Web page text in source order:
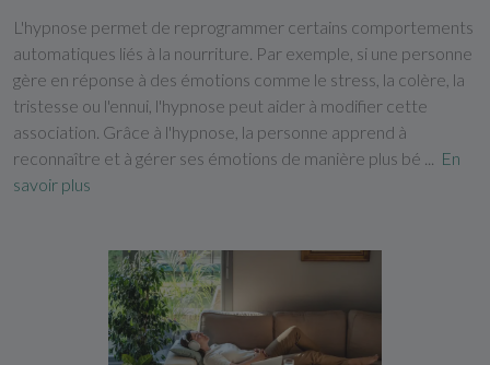
L'hypnose permet de reprogrammer certains comportements
automatiques liés à la nourriture. Par exemple, si une personne
gère en réponse à des émotions comme le stress, la colère, la
tristesse ou l'ennui, l'hypnose peut aider à modifier cette
association. Grâce à l'hypnose, la personne apprend à
reconnaître et à gérer ses émotions de manière plus bé ...
En
savoir plus